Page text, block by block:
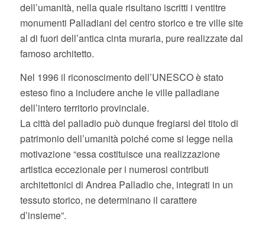
dell’umanità, nella quale risultano iscritti i ventitre
monumenti Palladiani del centro storico e tre ville site
al di fuori dell’antica cinta muraria, pure realizzate dal
famoso architetto.
Nel 1996 il riconoscimento dell’UNESCO è stato
esteso fino a includere anche le ville palladiane
dell’intero territorio provinciale.
La città del palladio può dunque fregiarsi del titolo di
patrimonio dell’umanità poiché come si legge nella
motivazione “essa costituisce una realizzazione
artistica eccezionale per i numerosi contributi
architettonici di Andrea Palladio che, integrati in un
tessuto storico, ne determinano il carattere
d’insieme”.